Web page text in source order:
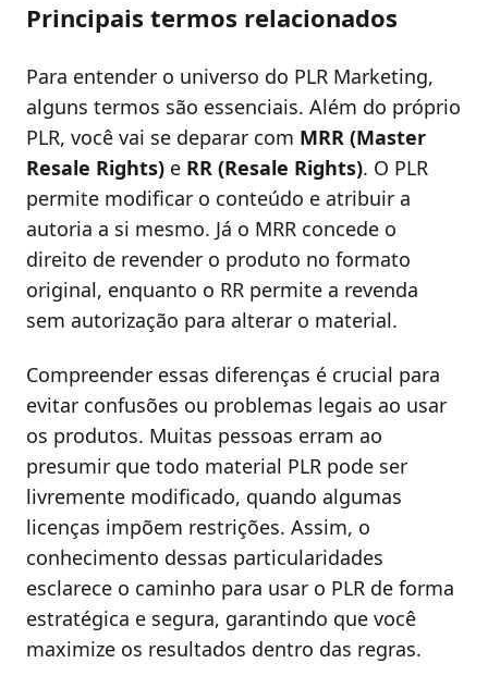
Principais termos relacionados
Para entender o universo do PLR Marketing,
alguns termos são essenciais. Além do próprio
PLR, você vai se deparar com MRR (Master
Resale Rights) e RR (Resale Rights). O PLR
permite modificar o conteúdo e atribuir a
autoria a si mesmo. Já o MRR concede o
direito de revender o produto no formato
original, enquanto o RR permite a revenda
sem autorização para alterar o material.
Compreender essas diferenças é crucial para
evitar confusões ou problemas legais ao usar
os produtos. Muitas pessoas erram ao
presumir que todo material PLR pode ser
livremente modificado, quando algumas
licenças impõem restrições. Assim, o
conhecimento dessas particularidades
esclarece o caminho para usar o PLR de forma
estratégica e segura, garantindo que você
maximize os resultados dentro das regras.